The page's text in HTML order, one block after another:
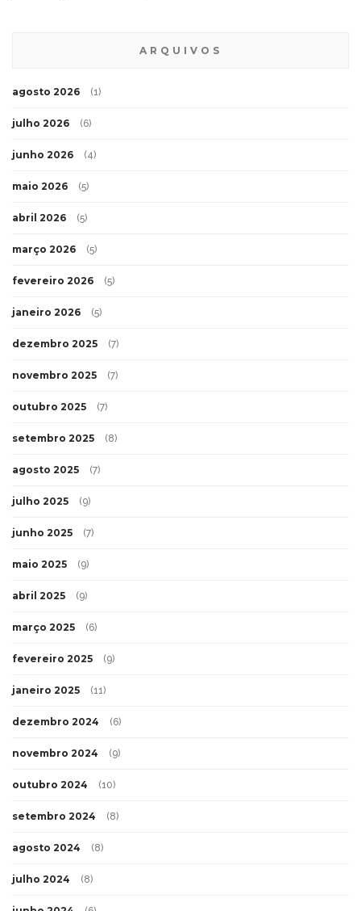
ARQUIVOS
agosto 2026 (1)
julho 2026 (6)
junho 2026 (4)
maio 2026 (5)
abril 2026 (5)
março 2026 (5)
fevereiro 2026 (5)
janeiro 2026 (5)
dezembro 2025 (7)
novembro 2025 (7)
outubro 2025 (7)
setembro 2025 (8)
agosto 2025 (7)
julho 2025 (9)
junho 2025 (7)
maio 2025 (9)
abril 2025 (9)
março 2025 (6)
fevereiro 2025 (9)
janeiro 2025 (11)
dezembro 2024 (6)
novembro 2024 (9)
outubro 2024 (10)
setembro 2024 (8)
agosto 2024 (8)
julho 2024 (8)